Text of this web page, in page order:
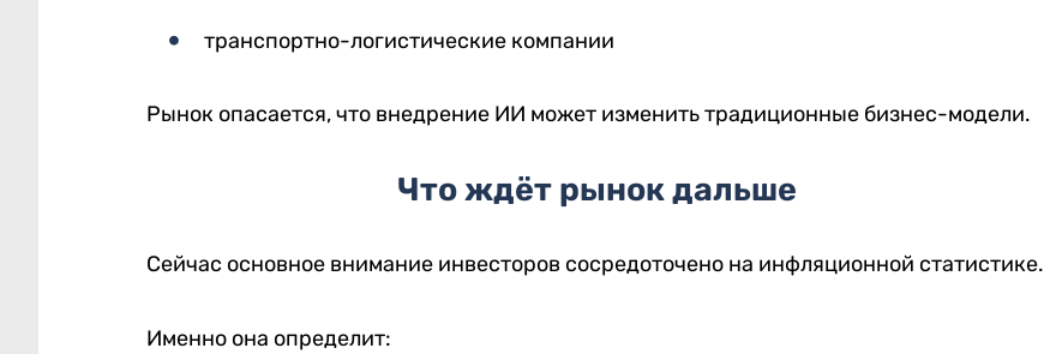
транспортно-логистические компании
Рынок опасается, что внедрение ИИ может изменить традиционные бизнес-модели.
Что ждёт рынок дальше
Сейчас основное внимание инвесторов сосредоточено на инфляционной статистике.
Именно она определит: